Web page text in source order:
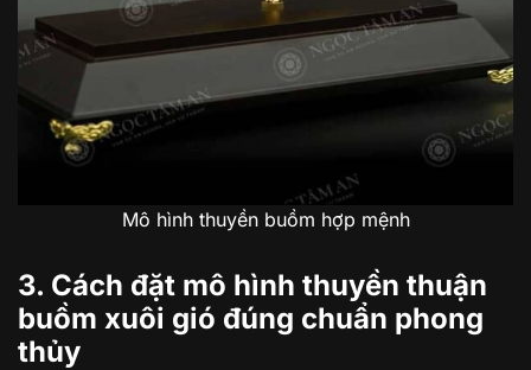
Mô hình thuyền buồm hợp mệnh
3. Cách đặt mô hình thuyền thuận
buồm xuôi gió đúng chuẩn phong
thủy